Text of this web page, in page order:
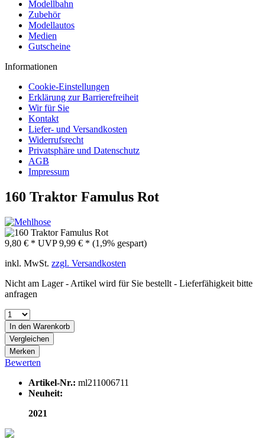
Modellbahn
Zubehör
Modellautos
Medien
Gutscheine
Informationen
Cookie-Einstellungen
Erklärung zur Barrierefreiheit
Wir für Sie
Kontakt
Liefer- und Versandkosten
Widerrufsrecht
Privatsphäre und Datenschutz
AGB
Impressum
160 Traktor Famulus Rot
9,80 € * UVP9,99 € * (1,9% gespart)
inkl. MwSt. zzgl. Versandkosten
Nicht am Lager - Artikel wird für Sie bestellt - Lieferfähigkeit bitte
anfragen
In den Warenkorb
Vergleichen
Merken
Bewerten
Artikel-Nr.: ml211006711
Neuheit:
2021